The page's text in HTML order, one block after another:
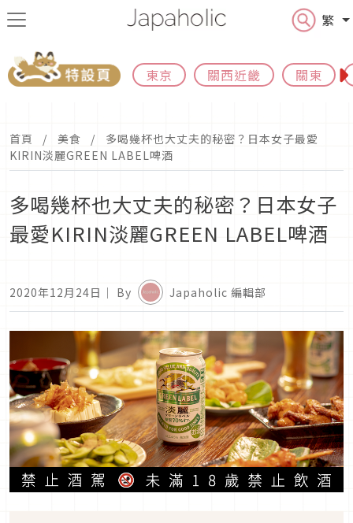
繁
東京 關西近畿 關東
首頁 美食
多喝幾杯也大丈夫的秘密？日本女子最愛
KIRIN淡麗GREEN LABEL啤酒
多喝幾杯也大丈夫的秘密？日本女子
最愛KIRIN淡麗GREEN LABEL啤酒
2020年12月24日 ｜ By Japaholic 編輯部